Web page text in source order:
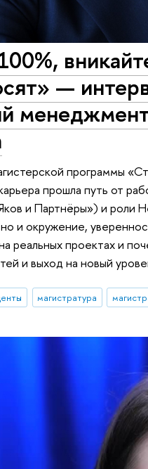
—
программы
прошла путь от
и Партнёры») и роли
и окружение,
реальных проектах и
и выход на новый
магистратура